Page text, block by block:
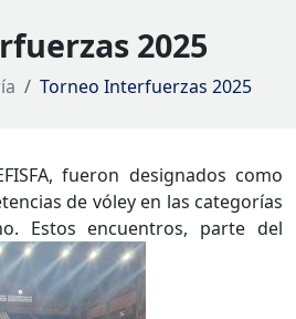
2025
Torneo Interfuerzas 2025
fueron designados como
de vóley en las categorías
Estos encuentros, parte del